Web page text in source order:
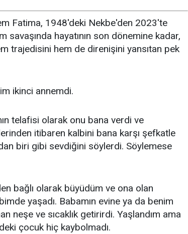
Fatima, 1948'deki Nekbe'den 2023'te
savaşında hayatının son dönemine kadar,
trajedisini hem de direnişini yansıtan pek
ikinci annemdi.
telafisi olarak onu bana verdi ve
itibaren kalbini bana karşı şefkatle
biri gibi sevdiğini söylerdi. Söylemese
bağlı olarak büyüdüm ve ona olan
yaşadı. Babamın evine ya da benim
neşe ve sıcaklık getirirdi. Yaşlandım ama
çocuk hiç kaybolmadı.